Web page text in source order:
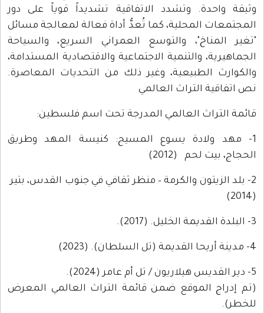
وثيقة واحدة. وتشدد الاتفاقية تشديداً قوياً على دور
المجتمعات المحلية، كما تُعدُّ أداة فعالة لمعالجة مسائل
"تغير المناخ"، والتوسع العمراني السريع، والسياحة
الجماهيرية، والتنمية الاجتماعية والاقتصادية المستدامة،
والكوارث الطبيعية، وغير ذلك من التحديات المعاصرة.
نص اتفاقية التراث العالمي
قائمة التراث العالمي المدرجة تحت اسم فلسطين:
1- مهد ولادة يسوع المسيح: كنيسة المهد وطريق
الحجاج، بيت لحم (2012)
2- بلد الزيتون والكرمة – منظر ثقافي في جنوب القدس، بتير
(2014)
3- البلدة القديمة الخليل. (2017).
4- مدينة أريحا القديمة (تل السلطان). (2023)
5- دير القديس هيلاريون / تل أم عامر (2024).
(تم إدراج الموقع ضمن قائمة التراث العالمي المعرض
للخطر).